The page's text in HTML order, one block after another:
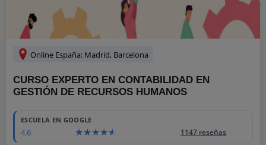
Online España: Madrid, Barcelona
CURSO EXPERTO EN CONTABILIDAD EN
GESTIÓN DE RECURSOS HUMANOS
ESCUELA EN GOOGLE
4.6 1147 reseñas